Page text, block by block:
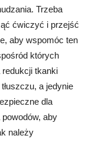
Trzeba
ćwiczyć i przejść
aby wspomóc ten
których
redukcji tkanki
a jedynie
dla
aby
należy